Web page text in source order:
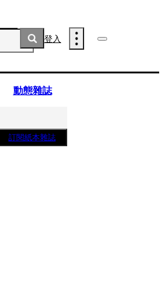
登入
動態雜誌
訂閱紙本雜誌